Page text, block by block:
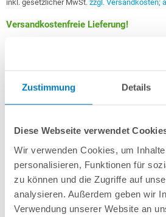
Zustimmung Details
Diese Webseite verwendet
Wir verwenden Cookies, um
personalisieren, Funktionen für
zu können und die Zugriffe auf
analysieren. Außerdem geben wir
Verwendung unserer Website an
inkl. gesetzlicher MwSt. zzgl. Versandkosten;
Versandkostenfreie Lieferung!
Weitere Informationen
Stahlwand-Rundbecken POOL SANA PQ
aus 0,7-0,8 mm starker, feuerverzinkter
blauer PVC-Poolfolie 0,8 mm mit
und Bodenschienen aus Kunststoff inblau